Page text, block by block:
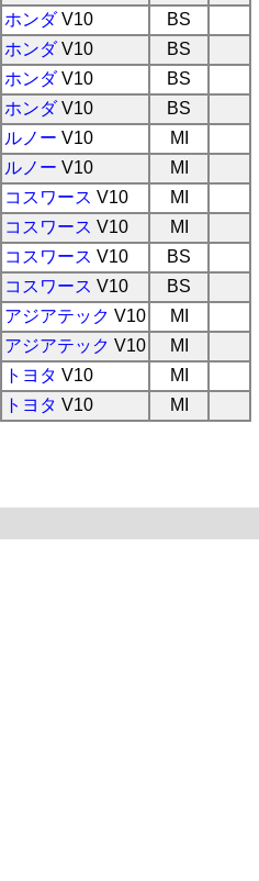
ホンダV10
BS
ホンダV10
BS
ホンダV10
BS
ホンダV10
BS
ルノー V10
MI
ルノー V10
MI
コスワース V10
MI
コスワース V10
MI
コスワース V10
BS
コスワース V10
BS
アジアテック V10
MI
アジアテック V10
MI
トヨタ V10
MI
トヨタ V10 MI